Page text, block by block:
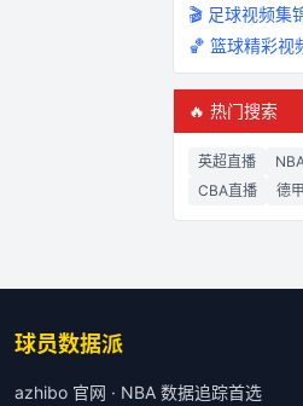
🎬 足球视频集
🏀 篮球精彩视
🔥 热门搜索
英超直播
CBA直播
德
球员数据派
azhibo 官网 · NBA 数据追踪首选